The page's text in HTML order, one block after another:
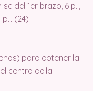
sc del 1er brazo, 6 p.i,
(24)
para obtener la
centro de la